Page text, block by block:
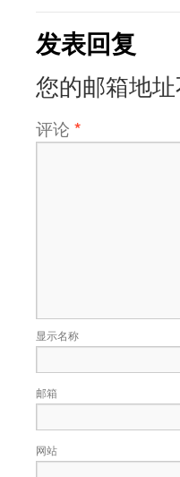
发表回复
您的邮箱地址
评论 *
显示名称
邮箱
网站